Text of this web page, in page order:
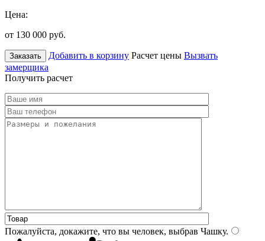
Цена:
от 130 000 руб.
Заказать Добавить в корзину Расчет цены Вызвать
замерщика
Получить расчет
Пожалуйста, докажите, что вы человек, выбрав Чашку.